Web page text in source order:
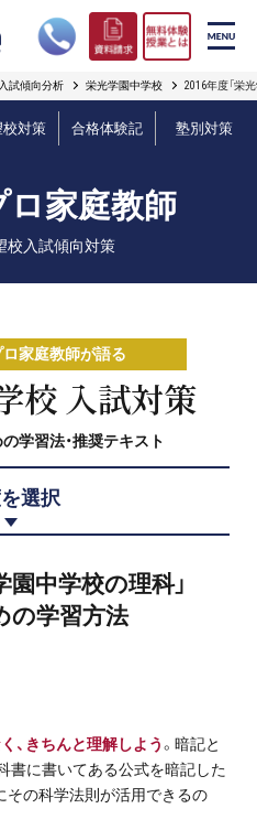
試傾向分析 栄光学園中学校 2016年度「栄
校対策 合格体験記 塾別対策
ロ家庭教師
校入試傾向対策
家庭教師が語る
校 入試対策
学習法・推奨テキスト
選択
園中学校の理科」
の学習方法
、きちんと理解しよう。暗記と
書に書いてある公式を暗記した
その科学法則が活用できるの